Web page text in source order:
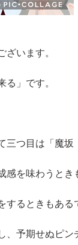
います。
」です。
つ目は「魔坂
を味わうとき
るときもある
予期せぬピ